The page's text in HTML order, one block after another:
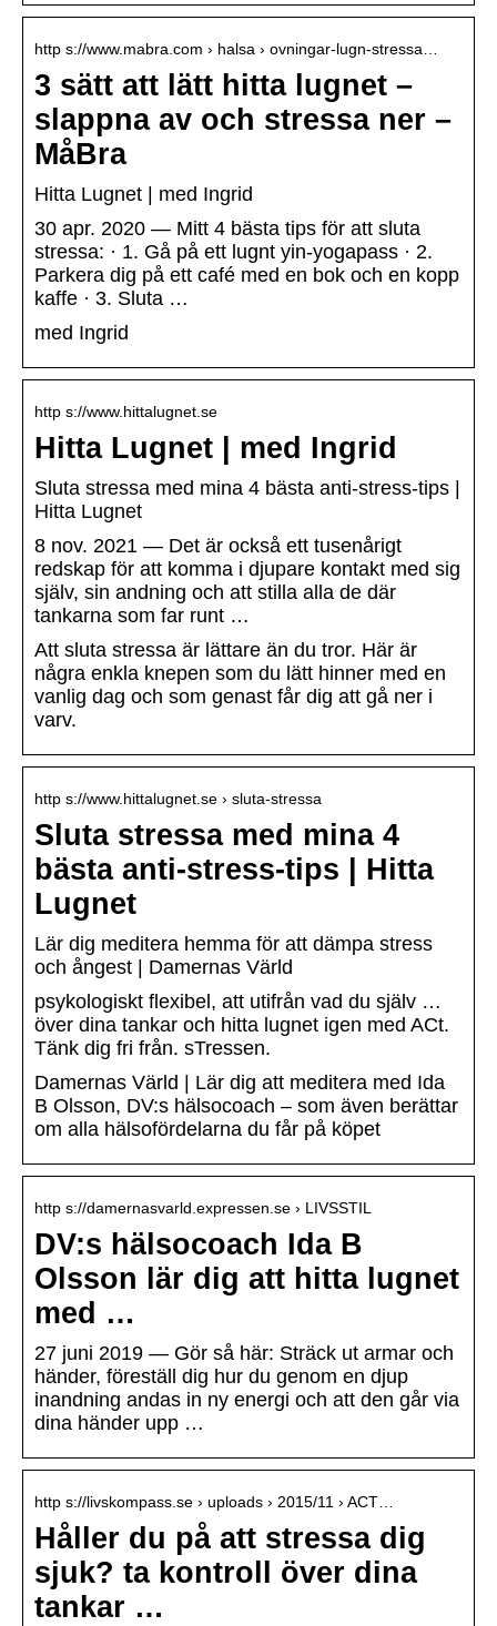
http s://www.mabra.com › halsa › ovningar-lugn-stressa…
3 sätt att lätt hitta lugnet –
slappna av och stressa ner –
MåBra
Hitta Lugnet | med Ingrid
30 apr. 2020 — Mitt 4 bästa tips för att sluta
stressa: · 1. Gå på ett lugnt yin-yogapass · 2.
Parkera dig på ett café med en bok och en kopp
kaffe · 3. Sluta …
med Ingrid
http s://www.hittalugnet.se
Hitta Lugnet | med Ingrid
Sluta stressa med mina 4 bästa anti-stress-tips |
Hitta Lugnet
8 nov. 2021 — Det är också ett tusenårigt
redskap för att komma i djupare kontakt med sig
själv, sin andning och att stilla alla de där
tankarna som far runt …
Att sluta stressa är lättare än du tror. Här är
några enkla knepen som du lätt hinner med en
vanlig dag och som genast får dig att gå ner i
varv.
http s://www.hittalugnet.se › sluta-stressa
Sluta stressa med mina 4
bästa anti-stress-tips | Hitta
Lugnet
Lär dig meditera hemma för att dämpa stress
och ångest | Damernas Värld
psykologiskt flexibel, att utifrån vad du själv …
över dina tankar och hitta lugnet igen med ACt.
Tänk dig fri från. sTressen.
Damernas Värld | Lär dig att meditera med Ida
B Olsson, DV:s hälsocoach – som även berättar
om alla hälsofördelarna du får på köpet
http s://damernasvarld.expressen.se › LIVSSTIL
DV:s hälsocoach Ida B
Olsson lär dig att hitta lugnet
med …
27 juni 2019 — Gör så här: Sträck ut armar och
händer, föreställ dig hur du genom en djup
inandning andas in ny energi och att den går via
dina händer upp …
http s://livskompass.se › uploads › 2015/11 › ACT…
Håller du på att stressa dig
sjuk? ta kontroll över dina
tankar …